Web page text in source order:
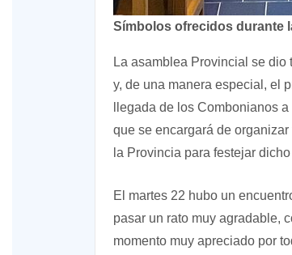
Símbolos ofrecidos durante
La asamblea Provincial se
y, de una manera especial, el
llegada de los Combonianos
que se encargará de
la Provincia para festejar
El martes 22 hubo un
pasar un rato muy agradable,
momento muy apreciado por